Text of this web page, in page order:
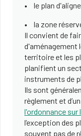
le plan
la zone
Il convient de
d'aménagement
territoire et les
planifient un
instruments de
Ils sont
règlement et
l'ordonnance sur
l’exception des
souvent pas de